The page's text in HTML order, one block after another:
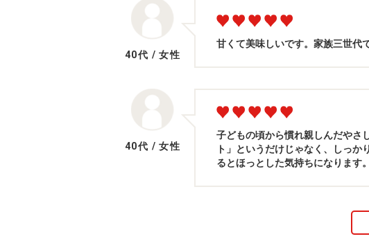
40代 /女性
甘くて美味しいです。家族三世代
40代 /女性
子どもの頃から慣れ親しんだやさ
ト」というだけじゃなく、しっ
るとほっとした気持ちになります。